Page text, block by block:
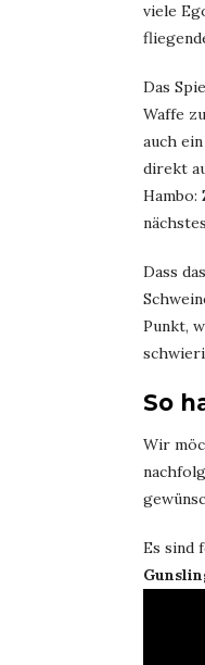
viele
Das
Waffe
auch
direkt
Dass
Punkt,
So
Wir
Es sind